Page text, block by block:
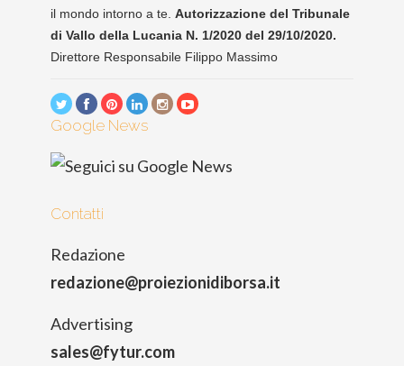
il mondo intorno a te. Autorizzazione del Tribunale
di Vallo della Lucania N. 1/2020 del 29/10/2020.
Direttore Responsabile Filippo Massimo
Google News
Contatti
Redazione
redazione@proiezionidiborsa.it
Advertising
sales@fytur.com